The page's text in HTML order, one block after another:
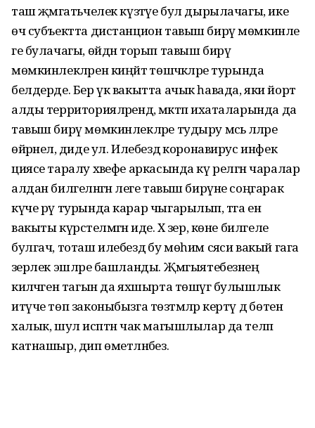
таш җәмәгатьчелек күзәтүе бул дырылачагы, ике
өч субъектта дистанцион тавыш бирү мөмкинле
ге булачагы, өйдән торып тавыш бирү
мөмкинлекләрен киңәйтә төшәчәкләре турында
белдерде. Бер үк вакытта ачык һавада, яки йорт
алды территорияләрендә, мәктәп ихаталарында да
тавыш бирү мөмкинлекләре тудыру мәсьә ләләре
өйрәнелә, диде ул. Илебездә коронавирус инфек
циясе таралу хәвефе аркасында кү релгән чаралар
алдан билгеләнгән әлеге тавыш бирүне соңгарак
күче рү турында карар чыгарылып, тәга ен
вакыты күрсәтелмәгән иде. Хә зер, көне билгеле
булгач, тоташ илебездә бу мөһим сәяси вакый гага
әзерлек эшләре башланды. Җәмгыятебезнең
киләчәген тагын да яхшырта төшүгә булышлык
итүче төп законыбызга төзәтмәләр кертү дә бөтен
халык, шул исәптән чак магышлылар да теләп
катнашыр, дип өметләнәбез.